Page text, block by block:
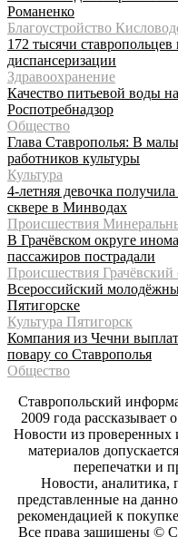
Романенко
Благоустройство
172 тысячи
диспансеризации
Здравоохранение
Качество питьевой воды
Роспотребнадзор
Общество
Глава Ставрополья: В
работников культуры
Культура
4-летняя девочка
сквере в Минводах
Происшествия
В Грачёвском округе
пассажиров пострадали
Происшествия Грачёвский
Всероссийский
Пятигорске
Культура Пятигорск
Компания из Чечни
повару со Ставрополья
Общество
Ставропольский
2009 года рассказывает
Новости из проверенных
материалов
перепечатки и
Новости, аналитика,
представленные на
рекомендацией к
Все права защищены ©